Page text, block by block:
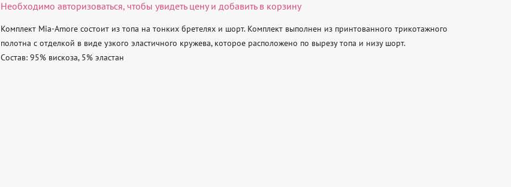
Необходимо авторизоваться, чтобы увидеть цену и добавить в корзину
Комплект Mia-Amore состоит из топа на тонких бретелях и шорт. Комплект выполнен из принтованного трикотажного
полотна с отделкой в виде узкого эластичного кружева, которое расположено по вырезу топа и низу шорт.
Состав: 95% вискоза, 5% эластан